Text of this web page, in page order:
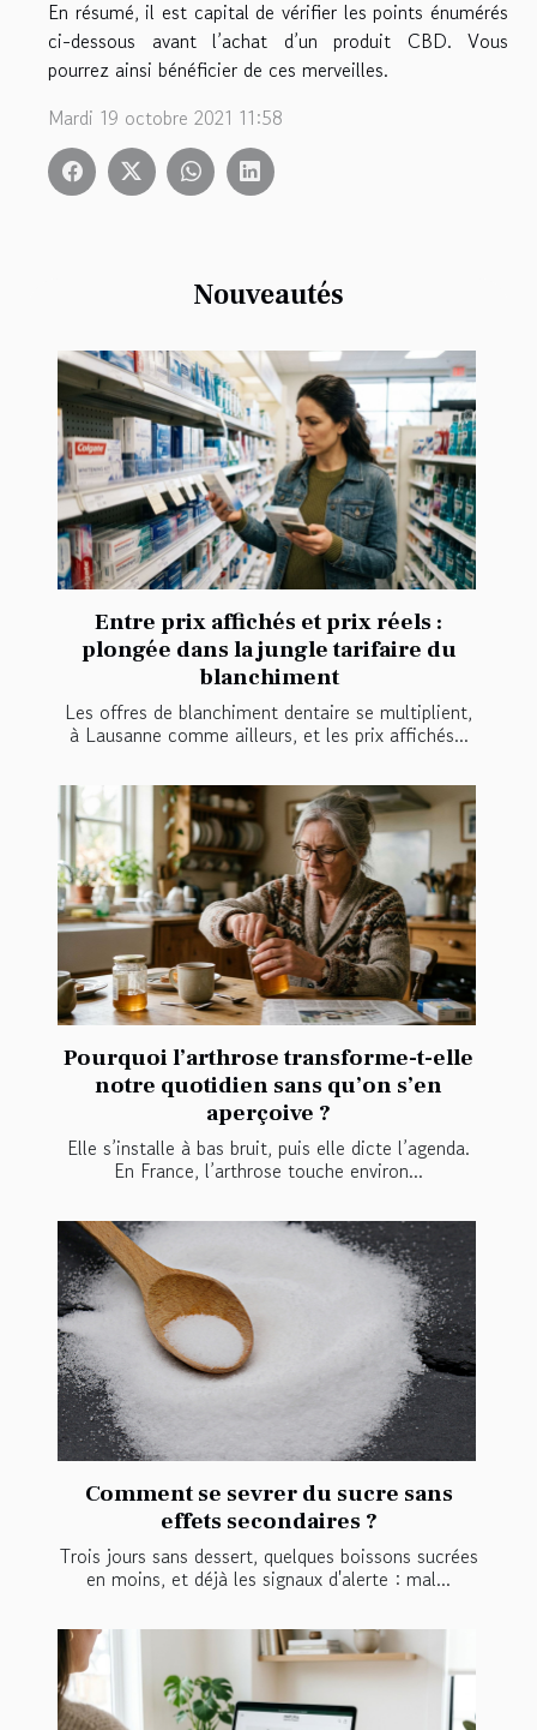
Nouveautés
Entre prix affichés et prix réels :
plongée dans la jungle tarifaire du
blanchiment
Les offres de blanchiment dentaire se multiplient,
à Lausanne comme ailleurs, et les prix affichés...
Pourquoi l’arthrose transforme-t-elle
notre quotidien sans qu’on s’en
aperçoive ?
Elle s’installe à bas bruit, puis elle dicte l’agenda.
En France, l’arthrose touche environ...
Comment se sevrer du sucre sans
effets secondaires ?
Trois jours sans dessert, quelques boissons sucrées
en moins, et déjà les signaux d'alerte : mal...
En résumé, il est capital de vérifier les points énumérés
ci-dessous avant l’achat d’un produit CBD. Vous
pourrez ainsi bénéficier de ces merveilles.
Mardi 19 octobre 2021 11:58